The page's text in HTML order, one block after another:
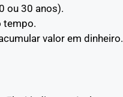
ou 30 anos).
tempo.
valor em dinheiro.